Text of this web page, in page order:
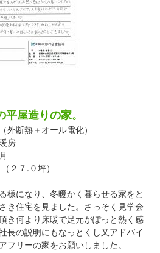
屋造りの家。
外断熱＋オール電化）
房
２７.０坪）
様になり、冬暖かく暮らせる家をと
き住宅を見ました。さっそく見学会
き何より床暖で足元がぽっと熱く感
長の説明にもなっとくし又アドバイ
フリーの家をお願いしました。